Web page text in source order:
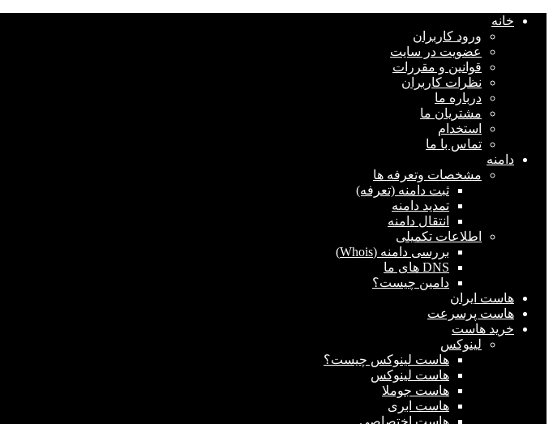
خانه
ورود کاربران
عضویت در سایت
قوانین و مقررات
نظرات کاربران
درباره ما
مشتریان ما
استخدام
تماس با ما
دامنه
مشخصات وتعرفه ها
ثبت دامنه (تعرفه)
تمدید دامنه
انتقال دامنه
اطلاعات تکمیلی
بررسی دامنه (Whois)
DNS های ما
دامین چیست؟
هاست ایران
هاست پرسرعت
خرید هاست
لینوکس
هاست لینوکس چیست؟
هاست لینوکس
هاست جوملا
هاست ابری
هاست اختصاصی